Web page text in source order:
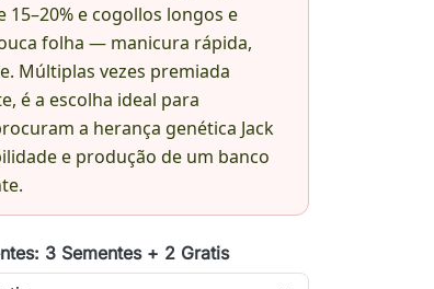
15–20% e cogollos longos e
folha — manicura rápida,
Múltiplas vezes premiada
é a escolha ideal para
a herança genética Jack
e produção de um banco
3 Sementes + 2 Gratis